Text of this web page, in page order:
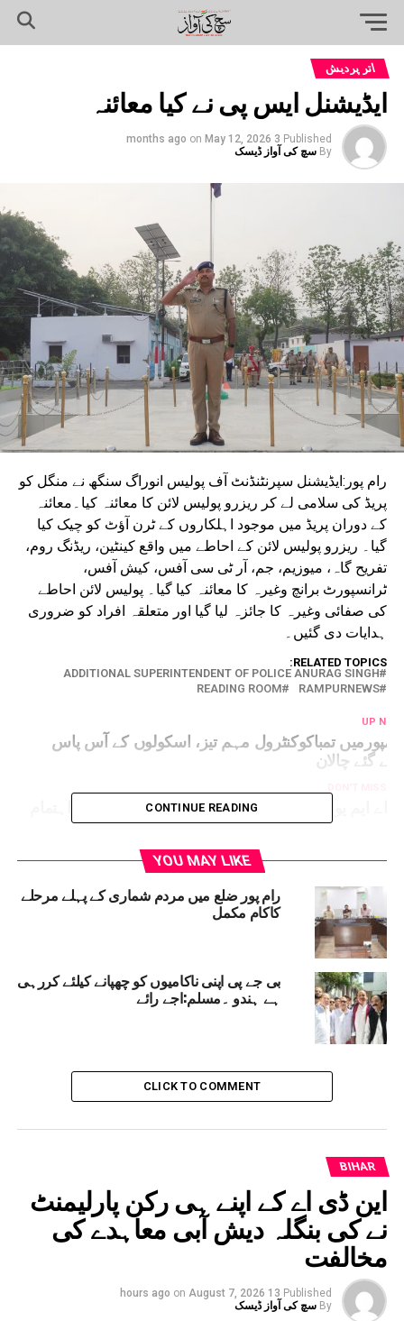
اتر پردیش
ایڈیشنل ایس پی نے کیا معائنہ
Published
3 months ago
on May 12, 2026
By سچ کی آواز ڈیسک
رام پور:ایڈیشنل سپرنٹنڈنٹ آف پولیس انوراگ سنگھ نے منگل کو
پریڈ کی سلامی لے کر ریزرو پولیس لائن کا معائنہ کیا۔معائنہ
کے دوران پریڈ میں موجود اہلکاروں کے ٹرن آؤٹ کو چیک کیا
گیا۔ ریزرو پولیس لائن کے احاطے میں واقع کینٹین، ریڈنگ روم،
تفریح گاہ، میوزیم، جم، آر ٹی سی آفس، کیش آفس،
ٹرانسپورٹ برانچ وغیرہ کا معائنہ کیا گیا۔ پولیس لائن احاطے
کی صفائی وغیرہ کا جائزہ لیا گیا اور متعلقہ افراد کو ضروری
ہدایات دی گئیں۔
RELATED TOPICS:
ADDITIONAL SUPERINTENDENT OF POLICE ANURAG SINGH
RAMPURNEWS
READING ROOM
UP
تمباکوکنٹرول مہم تیز، اسکولوں کے آس پاس
گئے چالان
CONTINUE READING
YOU MAY LIKE
رام پور ضلع میں مردم شماری کے پہلے مرحلے
کاکام مکمل
بی جے پی اپنی ناکامیوں کو چھپانے کیلئے کررہی
ہے ہندو ۔مسلم:اجے رائے
CLICK TO COMMENT
BIHAR
این ڈی اے کے اپنے ہی رکن پارلیمنٹ
نے کی بنگلہ دیش آبی معاہدے کی
مخالفت
Published
13 hours ago
on August 7, 2026
By سچ کی آواز ڈیسک